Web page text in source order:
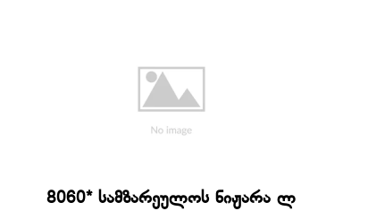
8060* სამზარეულოს ნიჟარა ლ